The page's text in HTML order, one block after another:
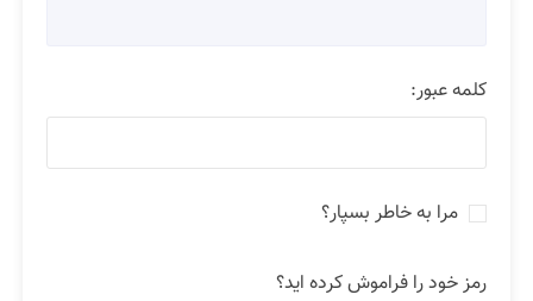
کلمه عبور:
مرا به خاطر بسپار؟
رمز خود را فراموش کرده اید؟